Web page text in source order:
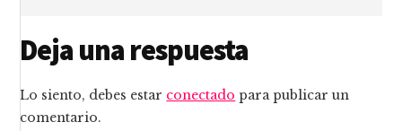
Interacciones
con
los
Deja una respuesta
Lo siento, debes estar conectado para publicar un
comentario.